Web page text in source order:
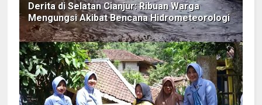
Derita di Selatan Cianjur: Ribuan Warga
Mengungsi Akibat Bencana Hidrometeorologi